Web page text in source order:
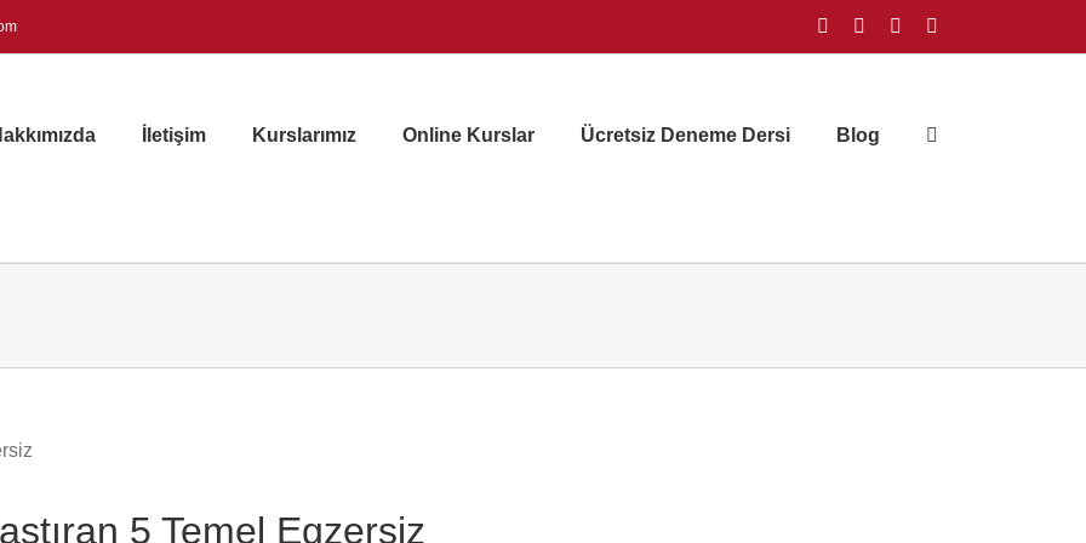
FacebookInstagram
İletişim Kurslarımız Online Kurslar Ücretsiz Deneme Dersi Blog
5 Temel Egzersiz